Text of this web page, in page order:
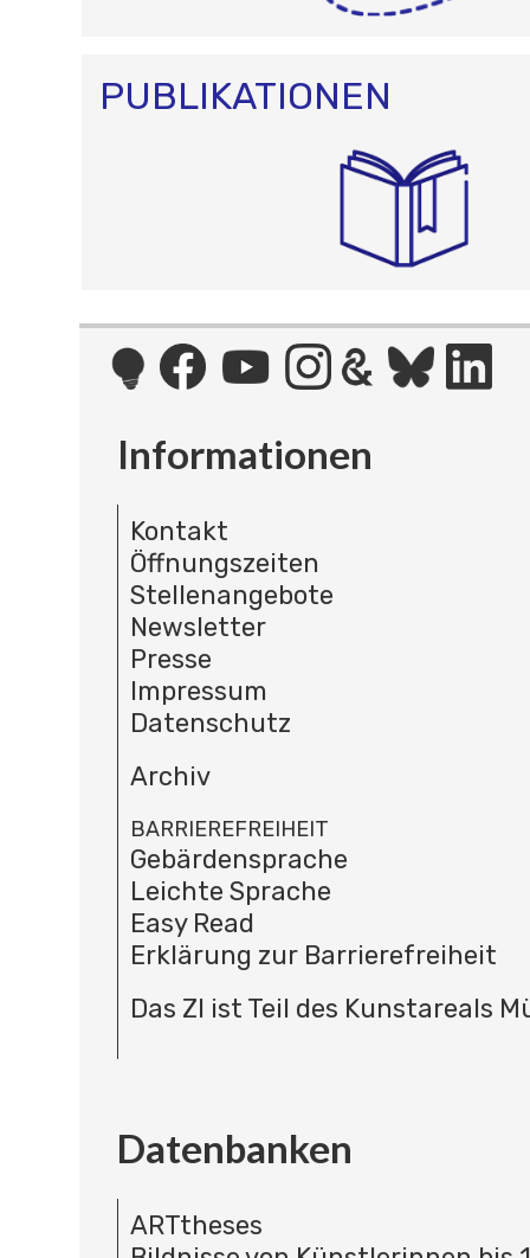
PUBLIKATIONEN
Informationen
Kontakt
Öffnungszeiten
Stellenangebote
Newsletter
Presse
Impressum
Datenschutz
Archiv
BARRIEREFREIHEIT
Gebärdensprache
Leichte Sprache
Easy Read
Erklärung zur Barrierefreiheit
Das ZI ist Teil des Kunstareals
Datenbanken
ARTtheses